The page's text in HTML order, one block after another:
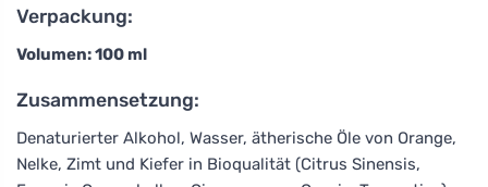
Verpackung:
Volumen: 100 ml
Zusammensetzung:
Denaturierter Alkohol, Wasser, ätherische Öle von Orange,
Nelke, Zimt und Kiefer in Bioqualität (Citrus Sinensis,